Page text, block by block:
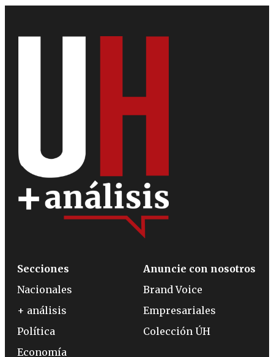
Secciones
Nacionales
+ análisis
Política
Economía
Anuncie con nosotros
Brand Voice
Empresariales
Colección ÚH